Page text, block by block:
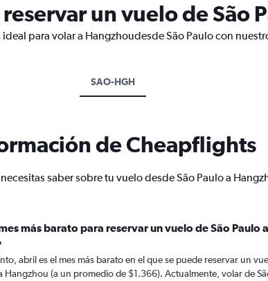
un vuelo de São
para volar a Hangzhoudesde São Paulo con
SAO-HGH
de Cheapflights
saber sobre tu vuelo desde São Paulo a
más barato para reservar un vuelo de São Paulo a
abril es el mes más barato en el que se puede reservar un
Hangzhou (a un promedio de $1.366). Actualmente, volar de